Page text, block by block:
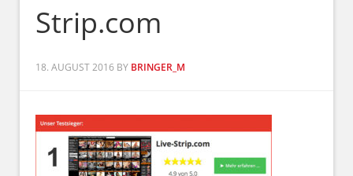
Strip.com
18. AUGUST 2016 BY BRINGER_M